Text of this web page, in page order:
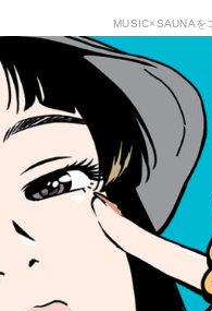
MUSIC×SAUNAを